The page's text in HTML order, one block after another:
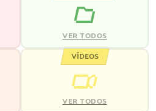
VER TODOS
VÍDEOS
VER TODOS